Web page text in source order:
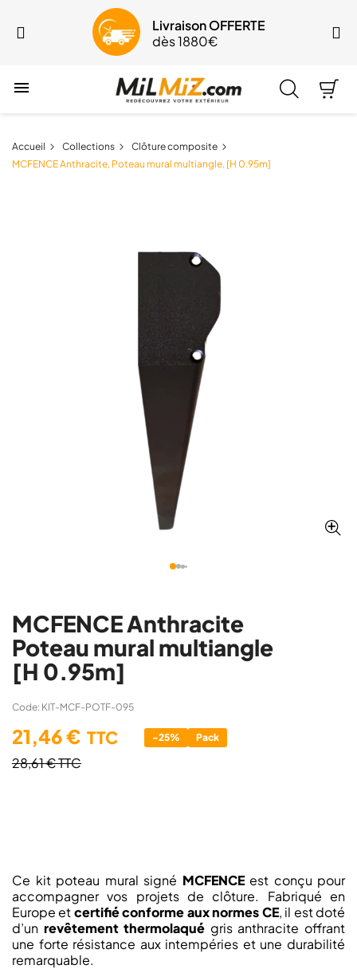
Livraison OFFERTE
dès 1880€

Accueil Collections
Clôture composite
MCFENCE Anthracite, Poteau mural multiangle, [H 0.95m]
MCFENCE Anthracite
Poteau mural multiangle
[H 0.95m]
Code: KIT-MCF-POTF-095
21,46 € TTC -25% Pack
28,61 €TTC
Ce kit poteau mural signé MCFENCEest conçu pour
accompagner vos projets de clôture. Fabriqué en
Europe etcertifié conforme aux normes CE, il est doté
d’un revêtement thermolaqué gris anthracite offrant
une forte résistance aux intempéries et une durabilité
remarquable.